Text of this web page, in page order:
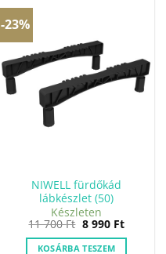
-23%
NIWELL fürdőkád
lábkészlet (50)
Készleten
11 700Ft Original
price
was:
8 990 FtCurrent
price
is:
KOSÁRBA TESZEM